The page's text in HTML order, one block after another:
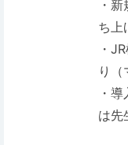
・
ち上
・
り（
・
は先